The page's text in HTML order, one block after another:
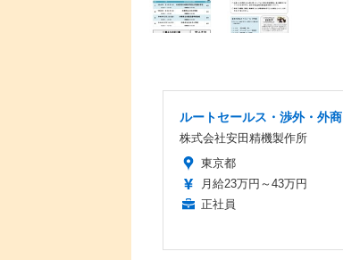
ルートセールス・渉外・外商
株式会社安田精機製作所
東京都
月給23万円～43万円
正社員